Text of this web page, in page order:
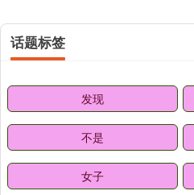
话题标签
发现
不是
女子